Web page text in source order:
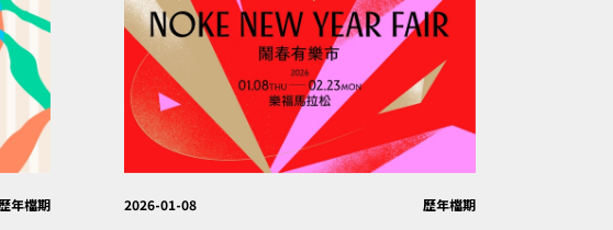
年檔期 2026-01-08 歷年檔期